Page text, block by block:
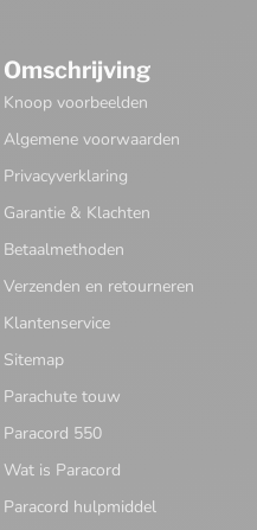
Omschrijving
Knoop voorbeelden
Algemene voorwaarden
Privacyverklaring
Garantie & Klachten
Betaalmethoden
Verzenden en retourneren
Klantenservice
Sitemap
Parachute touw
Paracord 550
Wat is Paracord
Paracord hulpmiddel